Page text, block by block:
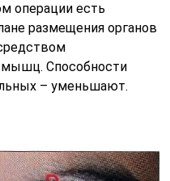
операции есть
размещения органов
мышц. Способности
– уменьшают.